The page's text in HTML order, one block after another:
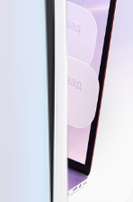
сидеть
выйти на